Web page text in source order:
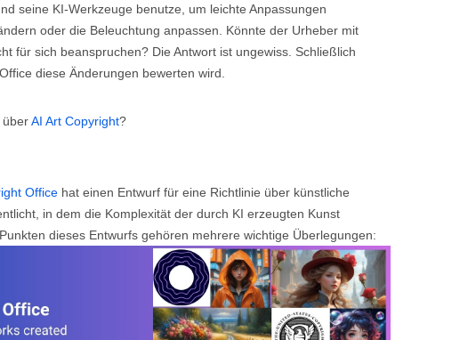
seine KI-Werkzeuge benutze, um leichte Anpassungen
oder die Beleuchtung anpassen. Könnte der Urheber mit
für sich beanspruchen? Die Antwort ist ungewiss. Schließlich
diese Änderungen bewerten wird.
überAI Art Copyright?
Office hat einen Entwurf für eine Richtlinie über künstliche
in dem die Komplexität der durch KI erzeugten Kunst
dieses Entwurfs gehören mehrere wichtige Überlegungen: